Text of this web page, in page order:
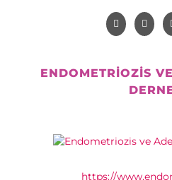
ENDOMETRIOZIS
https://